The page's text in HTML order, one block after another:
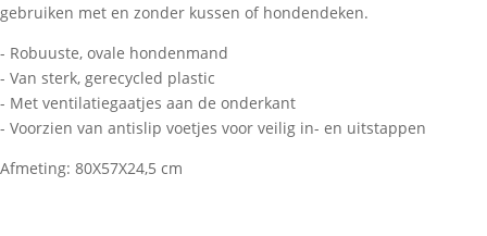
gebruiken met en zonder kussen of hondendeken.
- Robuuste, ovale hondenmand
- Van sterk, gerecycled plastic
- Met ventilatiegaatjes aan de onderkant
- Voorzien van antislip voetjes voor veilig in- en uitstappen
Afmeting: 80X57X24,5 cm